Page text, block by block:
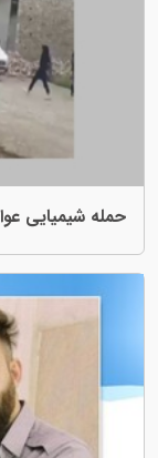
رژیم ایران به